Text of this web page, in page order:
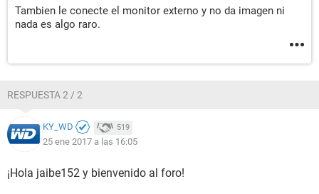
Tambien le conecte el monitor externo y no da imagen ni
nada es algo raro.
RESPUESTA 2 / 2
KY_WD 519
25 ene 2017 a las 16:05
¡Hola jaibe152 y bienvenido al foro!